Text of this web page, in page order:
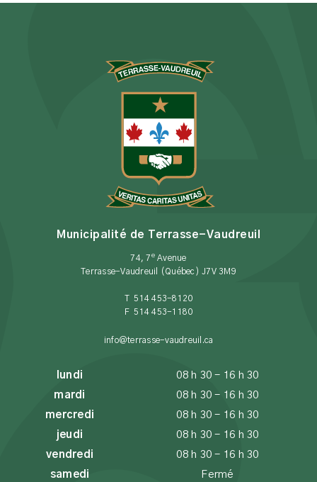
Municipalité de Terrasse-Vaudreuil
74, 7 eAvenue
Terrasse-Vaudreuil (Québec) J7V 3M9
T 514 453-8120
F 514 453-1180
info@terrasse-vaudreuil.ca
lundi
08 h 30 - 16 h 30
mardi
08 h 30 - 16 h 30
mercredi
08 h 30 - 16 h 30
jeudi
08 h 30 - 16 h 30
vendredi
08 h 30 - 16 h 30
samedi
Fermé